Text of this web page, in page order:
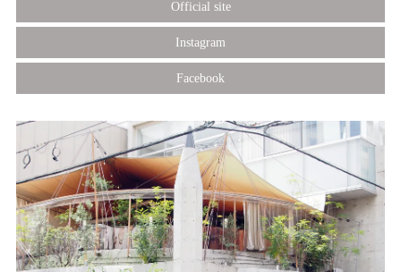
Official site
Instagram
Facebook